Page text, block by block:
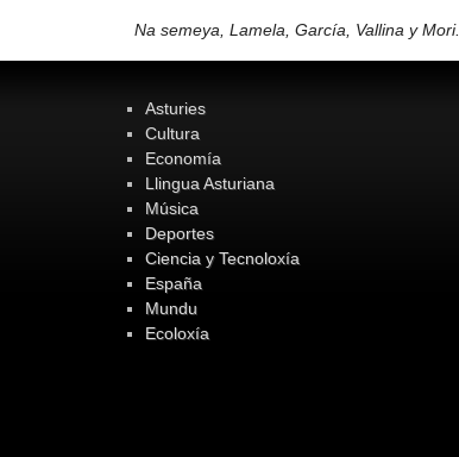
Na semeya, Lamela, García, Vallina y Mori.
Asturies
Cultura
Economía
Llingua Asturiana
Música
Deportes
Ciencia y Tecnoloxía
España
Mundu
Ecoloxía